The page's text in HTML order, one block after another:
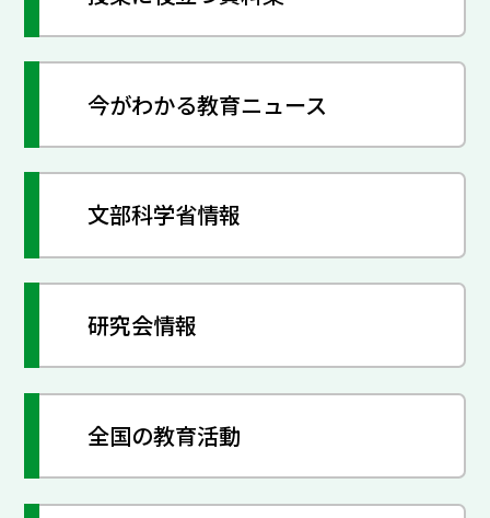
今がわかる教育ニュース
文部科学省情報
研究会情報
全国の教育活動